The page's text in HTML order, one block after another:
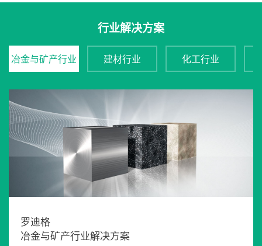
行业解决方案
冶金与矿产行业 建材行业 化工行业
罗迪格
冶金与矿产行业解决方案